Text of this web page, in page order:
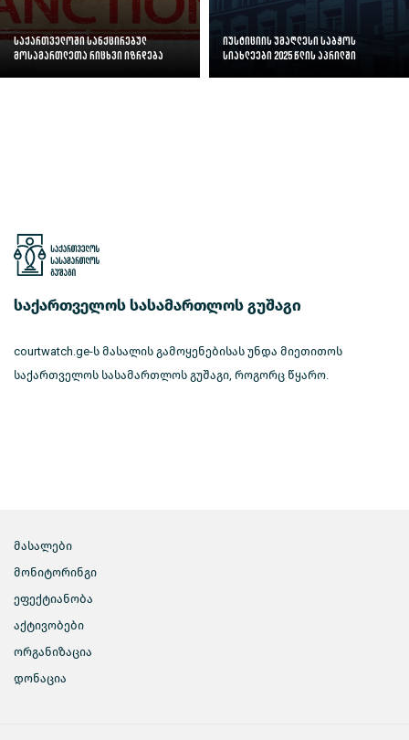
საქართველოში სანქცირებულ
მოსამართლეთა რიცხვი იზრდება
იუსტიციის უმაღლესი საბჭოს
სიახლეები 2025 წლის აპრილში
საქართველოს სასამართლოს გუშაგი
courtwatch.ge-ს მასალის გამოყენებისას უნდა მიეთითოს
საქართველოს სასამართლოს გუშაგი, როგორც წყარო.
მასალები
მონიტორინგი
ეფექტიანობა
აქტივობები
ორგანიზაცია
დონაცია